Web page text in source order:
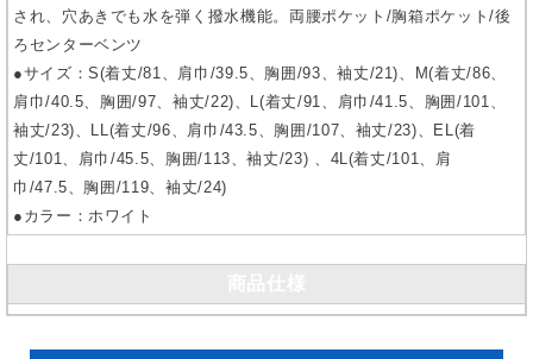
され、穴あきでも水を弾く撥水機能。両腰ポケット/胸箱ポケット/後
ろセンターベンツ
●サイズ：S(着丈/81、肩巾/39.5、胸囲/93、袖丈/21)、M(着丈/86、
肩巾/40.5、胸囲/97、袖丈/22)、L(着丈/91、肩巾/41.5、胸囲/101、
袖丈/23)、LL(着丈/96、肩巾/43.5、胸囲/107、袖丈/23)、EL(着
丈/101、肩巾/45.5、胸囲/113、袖丈/23) 、4L(着丈/101、肩
巾/47.5、胸囲/119、袖丈/24)
●カラー：ホワイト